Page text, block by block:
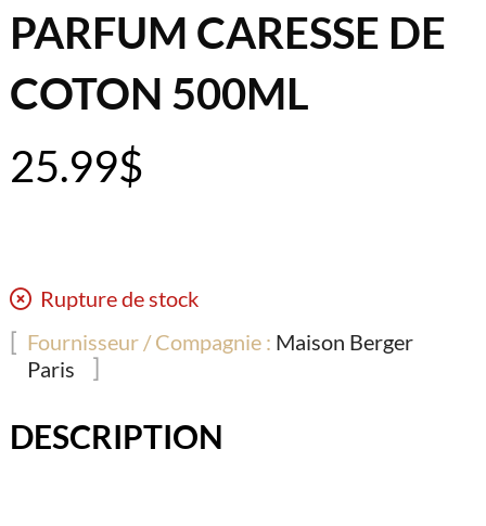
PARFUM CARESSE DE
COTON 500ML
25.99$
Rupture de stock
Fournisseur / Compagnie : Maison Berger
Paris
DESCRIPTION